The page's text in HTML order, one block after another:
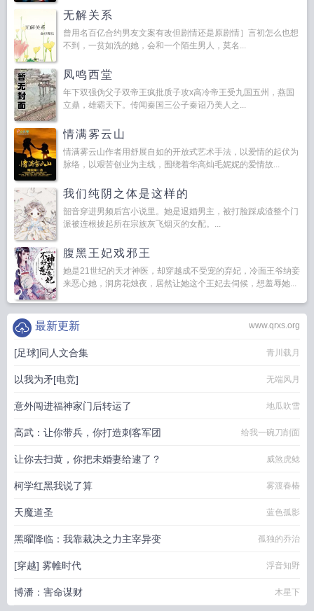
无解关系
曾用名百亿合约男友文案有改但剧情还是原剧情］言初怎么也想
不到，一贫如洗的她，会和一个陌生男人，莫名...
凤鸣西堂
年下双强伪父子双帝王疯批质子攻x高冷帝王受九国五州，燕国
立鼎，雄霸天下。传闻秦国三公子秦诏乃美人之...
情满雾云山
情满雾云山作者用舒展自如的开放式艺术手法，以爱情的起伏为
脉络，以艰苦创业为主线，围绕着华高灿毛妮妮的爱情故...
我们纯阴之体是这样的
韶音穿进男频后宫小说里。她是退婚男主，被打脸踩成渣整个门
派被连根拔起所在宗族灰飞烟灭的女配。...
腹黑王妃戏邪王
她是21世纪的天才神医，却穿越成不受宠的弃妃，冷面王爷纳妾
来恶心她，洞房花烛夜，居然让她这个王妃去伺候，想羞辱她...
www.qrxs.org
最新更新
[足球]同人文合集 青川载月
以我为矛[电竞] 无端风月
意外闯进福神家门后转运了 地瓜吹雪
高武：让你带兵，你打造刺客军团 给我一碗刀削面
让你去扫黄，你把未婚妻给逮了？ 威煞虎鲶
柯学红黑我说了算 雾渡春椿
天魔道圣 蓝色孤影
黑曜降临：我靠裁决之力主宰异变 孤独的乔治
[穿越] 雾帷时代 浮音知野
博潘：害命谋财 木星下